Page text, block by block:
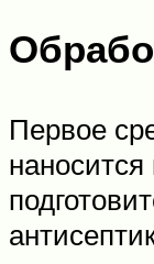
Первое